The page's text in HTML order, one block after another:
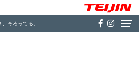
、そろってる。